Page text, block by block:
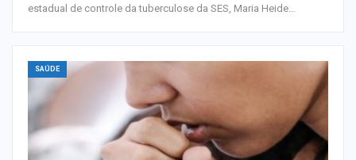
estadual de controle da tuberculose da SES, Maria Heide…
SAÚDE